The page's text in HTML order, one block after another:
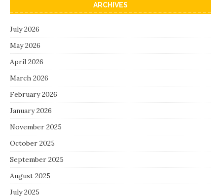
ARCHIVES
July 2026
May 2026
April 2026
March 2026
February 2026
January 2026
November 2025
October 2025
September 2025
August 2025
July 2025